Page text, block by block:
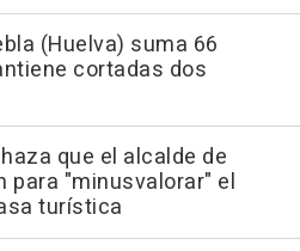
(Huelva) suma 66
cortadas dos
que el alcalde de
para "minusvalorar" el
turística